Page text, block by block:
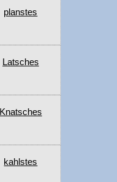
planstes
Latsches
Knatsches
kahlstes